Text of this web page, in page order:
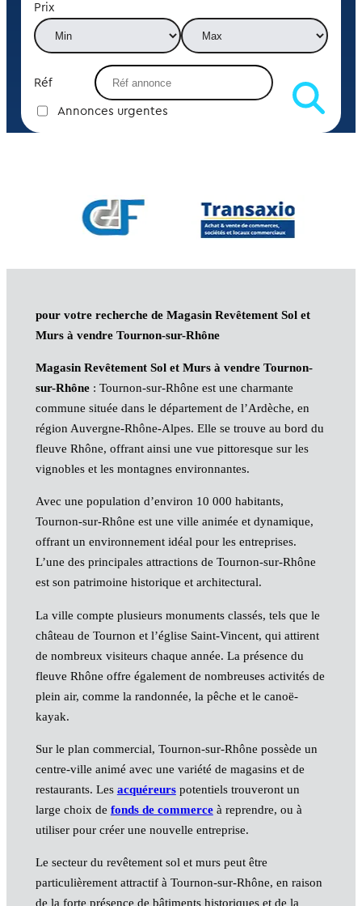
Prix
Réf
Annonces urgentes
pour votre recherche de Magasin Revêtement Sol et
Murs à vendre Tournon-sur-Rhône
Magasin Revêtement Sol et Murs à vendre Tournon-
sur-Rhône: Tournon-sur-Rhône est une charmante
commune située dans le département de l’Ardèche, en
région Auvergne-Rhône-Alpes. Elle se trouve au bord du
fleuve Rhône, offrant ainsi une vue pittoresque sur les
vignobles et les montagnes environnantes.
Avec une population d’environ 10 000 habitants,
Tournon-sur-Rhône est une ville animée et dynamique,
offrant un environnement idéal pour les entreprises.
L’une des principales attractions de Tournon-sur-Rhône
est son patrimoine historique et architectural.
La ville compte plusieurs monuments classés, tels que le
château de Tournon et l’église Saint-Vincent, qui attirent
de nombreux visiteurs chaque année. La présence du
fleuve Rhône offre également de nombreuses activités de
plein air, comme la randonnée, la pêche et le canoë-
kayak.
Sur le plan commercial, Tournon-sur-Rhône possède un
centre-ville animé avec une variété de magasins et de
restaurants. Les acquéreurspotentiels trouveront un
large choix de fonds de commerceà reprendre, ou à
utiliser pour créer une nouvelle entreprise.
Le secteur du revêtement sol et murs peut être
particulièrement attractif à Tournon-sur-Rhône, en raison
de la forte présence de bâtiments historiques et de la